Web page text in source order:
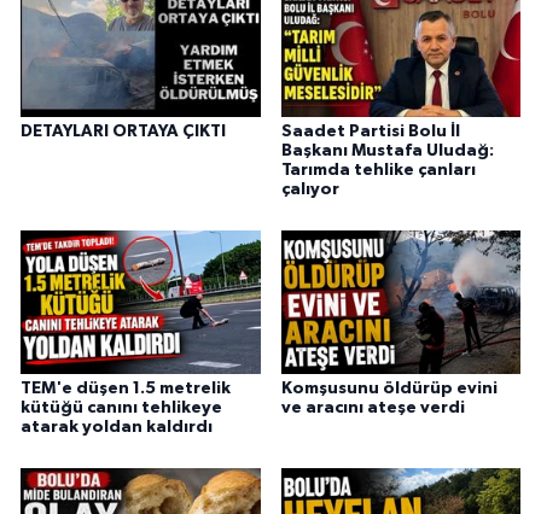
DETAYLARI ORTAYA ÇIKTI
Saadet Partisi Bolu İl
Başkanı Mustafa Uludağ:
Tarımda tehlike çanları
çalıyor
TEM'e düşen 1.5 metrelik
kütüğü canını tehlikeye
atarak yoldan kaldırdı
Komşusunu öldürüp evini
ve aracını ateşe verdi